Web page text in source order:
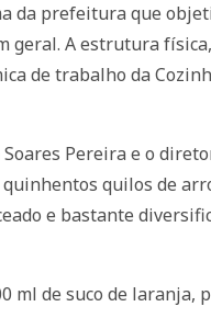
da prefeitura que
geral. A estrutura
de trabalho da
Pereira e o
quilos de
e bastante
de suco de laranja,